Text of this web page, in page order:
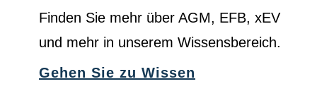
Finden Sie mehr über AGM, EFB, xEV
und mehr in unserem Wissensbereich.
Gehen Sie zu Wissen